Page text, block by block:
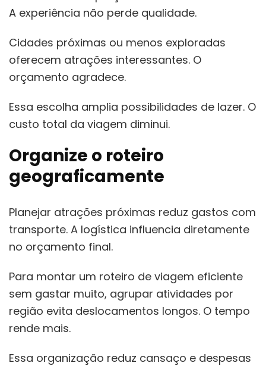
A experiência não perde qualidade.
Cidades próximas ou menos exploradas
oferecem atrações interessantes. O
orçamento agradece.
Essa escolha amplia possibilidades de lazer. O
custo total da viagem diminui.
Organize o roteiro
geograficamente
Planejar atrações próximas reduz gastos com
transporte. A logística influencia diretamente
no orçamento final.
Para montar um roteiro de viagem eficiente
sem gastar muito, agrupar atividades por
região evita deslocamentos longos. O tempo
rende mais.
Essa organização reduz cansaço e despesas